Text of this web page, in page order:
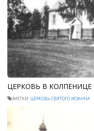
ЦЕРКОВЬ В КОЛПЕНИЦЕ
МЕТКИ: ЦЕРКОВЬ СВЯТОГО ИОАННА